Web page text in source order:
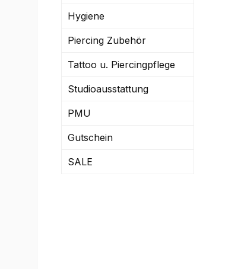
Hygiene
Piercing Zubehör
Tattoo u. Piercingpflege
Studioausstattung
PMU
Gutschein
SALE